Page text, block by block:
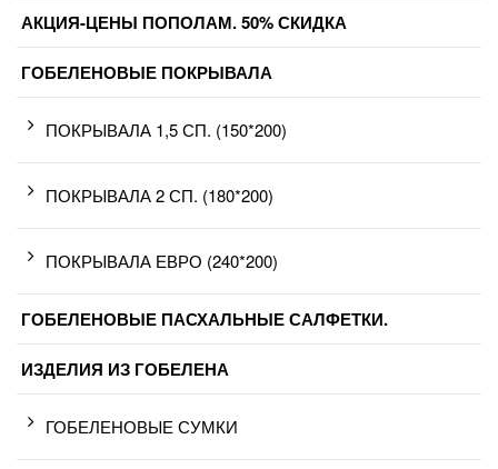
АКЦИЯ-ЦЕНЫ ПОПОЛАМ. 50% СКИДКА
ГОБЕЛЕНОВЫЕ ПОКРЫВАЛА
ПОКРЫВАЛА 1,5 СП. (150*200)
ПОКРЫВАЛА 2 СП. (180*200)
ПОКРЫВАЛА ЕВРО (240*200)
ГОБЕЛЕНОВЫЕ ПАСХАЛЬНЫЕ САЛФЕТКИ.
ИЗДЕЛИЯ ИЗ ГОБЕЛЕНА
ГОБЕЛЕНОВЫЕ СУМКИ